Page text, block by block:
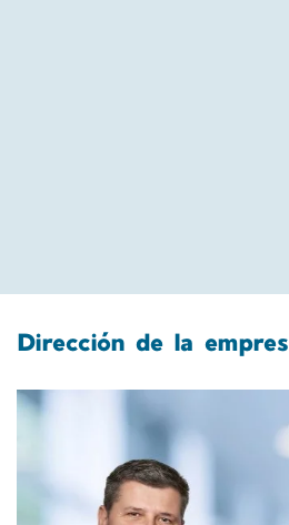
Dirección de la